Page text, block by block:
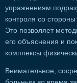
упражнениям
контроля со
Это позволяет
его объяснения и
комплексы
Внимательное,